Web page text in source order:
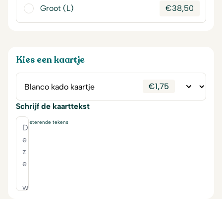
Groot (L) €38,50
Kies een kaartje
€1,75
Schrijf de kaarttekst
resterende tekens